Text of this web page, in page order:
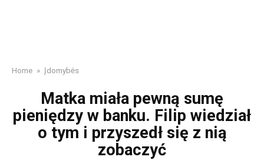
Home » Įdomybės
Matka miała pewną sumę
pieniędzy w banku. Filip wiedział
o tym i przyszedł się z nią
zobaczyć